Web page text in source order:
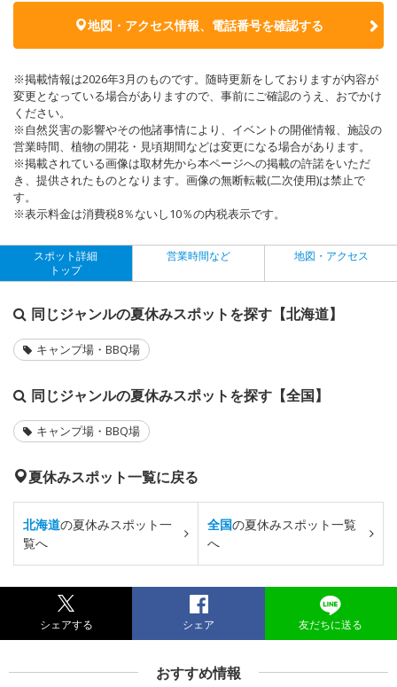
地図・アクセス情報、電話番号を確認する
※掲載情報は2026年3月のものです。随時更新をしておりますが内容が
変更となっている場合がありますので、事前にご確認のうえ、おでかけ
ください。
※自然災害の影響やその他諸事情により、イベントの開催情報、施設の
営業時間、植物の開花・見頃期間などは変更になる場合があります。
※掲載されている画像は取材先から本ページへの掲載の許諾をいただ
き、提供されたものとなります。画像の無断転載(二次使用)は禁止で
す。
※表示料金は消費税8％ないし10％の内税表示です。
スポット詳細
トップ
営業時間など 地図・アクセス
同じジャンルの夏休みスポットを探す【北海道】
キャンプ場・BBQ場
同じジャンルの夏休みスポットを探す【全国】
キャンプ場・BBQ場
夏休みスポット一覧に戻る
北海道の夏休みスポット一
覧へ
全国の夏休みスポット一覧
へ
シェアする シェア 友だちに送る
おすすめ情報